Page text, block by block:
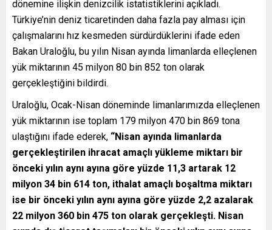
dönemine ilişkin denizcilik istatistiklerini açıkladı.
Türkiye’nin deniz ticaretinden daha fazla pay alması için
çalışmalarını hız kesmeden sürdürdüklerini ifade eden
Bakan Uraloğlu, bu yılın Nisan ayında limanlarda elleçlenen
yük miktarının 45 milyon 80 bin 852 ton olarak
gerçekleştiğini bildirdi.
Uraloğlu, Ocak-Nisan döneminde limanlarımızda elleçlenen
yük miktarının ise toplam 179 milyon 470 bin 869 tona
ulaştığını ifade ederek, “Nisan ayında limanlarda
gerçekleştirilen ihracat amaçlı yükleme miktarı bir
önceki yılın aynı ayına göre yüzde 11,3 artarak 12
milyon 34 bin 614 ton, ithalat amaçlı boşaltma miktarı
ise bir önceki yılın aynı ayına göre yüzde 2,2 azalarak
22 milyon 360 bin 475 ton olarak gerçekleşti. Nisan